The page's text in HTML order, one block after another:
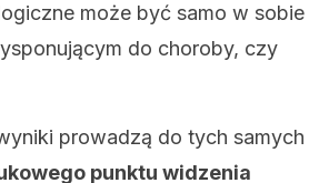
może być samo w sobie
do choroby, czy
prowadzą do tych samych
punktu widzenia